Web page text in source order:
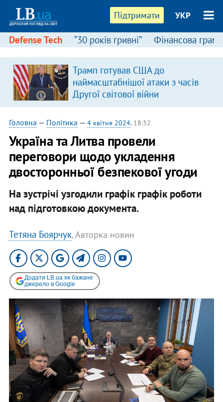
Підтримати УКР
Defense Tech “30 років гривні” Фінансова
Трамп готував США до
наймасштабнішої атаки з часів
Другої світової війни
Головна — Політика — 4 квітня 2024, 18:32
Україна та Литва провели
переговори щодо укладення
двосторонньої безпекової угоди
На зустрічі узгодили графік графік роботи
над підготовкою документа.
Тетяна Боярчук, Авторка новин
Додати LB.ua як бажане
джерело в Google